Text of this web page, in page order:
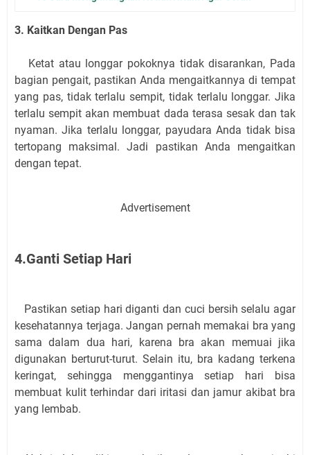
3. Kaitkan Dengan Pas
Ketat atau longgar pokoknya tidak disarankan, Pada
bagian pengait, pastikan Anda mengaitkannya di tempat
yang pas, tidak terlalu sempit, tidak terlalu longgar. Jika
terlalu sempit akan membuat dada terasa sesak dan tak
nyaman. Jika terlalu longgar, payudara Anda tidak bisa
tertopang maksimal. Jadi pastikan Anda mengaitkan
dengan tepat.
Advertisement
4.Ganti Setiap Hari
Pastikan setiap hari diganti dan cuci bersih selalu agar
kesehatannya terjaga. Jangan pernah memakai bra yang
sama dalam dua hari, karena bra akan memuai jika
digunakan berturut-turut. Selain itu, bra kadang terkena
keringat, sehingga menggantinya setiap hari bisa
membuat kulit terhindar dari iritasi dan jamur akibat bra
yang lembab.